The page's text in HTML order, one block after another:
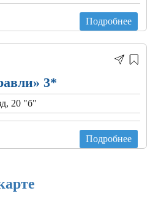
Подробнее
3*
20 "б"
Подробнее